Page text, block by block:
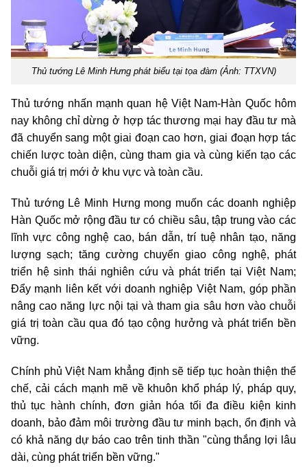
Thủ tướng Lê Minh Hưng phát biểu tại tọa đàm (Ảnh: TTXVN)
Thủ tướng nhấn mạnh quan hệ Việt Nam-Hàn Quốc hôm
nay không chỉ dừng ở hợp tác thương mại hay đầu tư mà
đã chuyển sang một giai đoạn cao hơn, giai đoạn hợp tác
chiến lược toàn diện, cùng tham gia và cùng kiến tạo các
chuỗi giá trị mới ở khu vực và toàn cầu.
Thủ tướng Lê Minh Hưng mong muốn các doanh nghiệp
Hàn Quốc mở rộng đầu tư có chiều sâu, tập trung vào các
lĩnh vực công nghệ cao, bán dẫn, trí tuệ nhân tạo, năng
lượng sạch; tăng cường chuyển giao công nghệ, phát
triển hệ sinh thái nghiên cứu và phát triển tại Việt Nam;
Đẩy mạnh liên kết với doanh nghiệp Việt Nam, góp phần
nâng cao năng lực nội tại và tham gia sâu hơn vào chuỗi
giá trị toàn cầu qua đó tạo cộng hưởng và phát triển bền
vững.
Chính phủ Việt Nam khẳng định sẽ tiếp tục hoàn thiện thể
chế, cải cách mạnh mẽ về khuôn khổ pháp lý, pháp quy,
thủ tục hành chính, đơn giản hóa tối đa điều kiện kinh
doanh, bảo đảm môi trường đầu tư minh bạch, ổn định và
có khả năng dự báo cao trên tinh thần "cùng thắng lợi lâu
dài, cùng phát triển bền vững."